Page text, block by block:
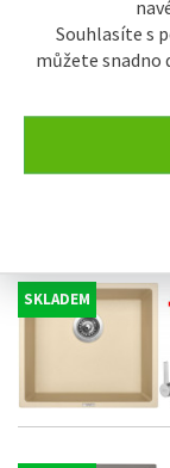
Souhlasíte s
můžete
SKLADEM
SKLADEM